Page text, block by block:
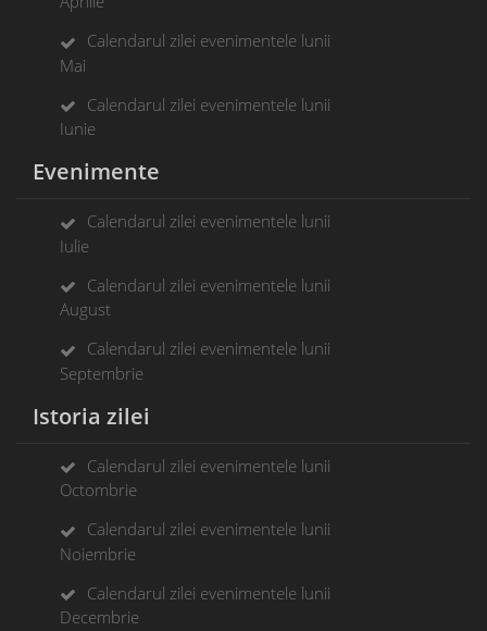
Calendarul zilei evenimentele lunii
Mai
Calendarul zilei evenimentele lunii
Iunie
Evenimente
Calendarul zilei evenimentele lunii
Iulie
Calendarul zilei evenimentele lunii
August
Calendarul zilei evenimentele lunii
Septembrie
Istoria zilei
Calendarul zilei evenimentele lunii
Octombrie
Calendarul zilei evenimentele lunii
Noiembrie
Calendarul zilei evenimentele lunii
Decembrie